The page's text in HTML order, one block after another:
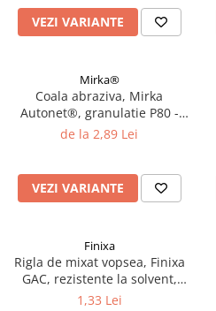
Pasta polish
Bureti Trizact
Lavete polish
Faruri
2.13 REPARATIE PIELE
2.15 Detailing Auto
VEZI VARIANTE
Mirka®
Coala abraziva, Mirka
Autonet®, granulatie P80 -
P320, dimensiune 70 mm x
de la 2,89 Lei
VEZI VARIANTE
Finixa
Rigla de mixat vopsea, Finixa
GAC, rezistente la solvent,
lungime 23cm
1,33 Lei